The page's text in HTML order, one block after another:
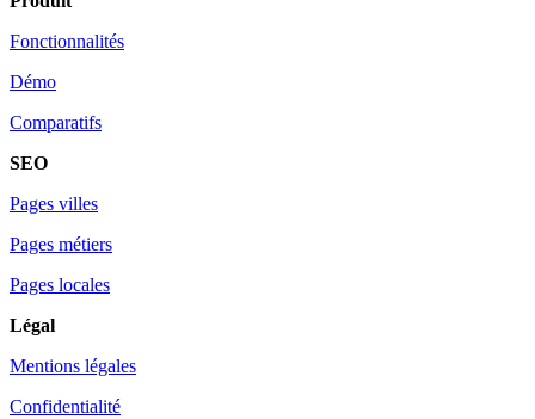
Fonctionnalités
Démo
Comparatifs
SEO
Pages villes
Pages métiers
Pages locales
Légal
Mentions légales
Confidentialité